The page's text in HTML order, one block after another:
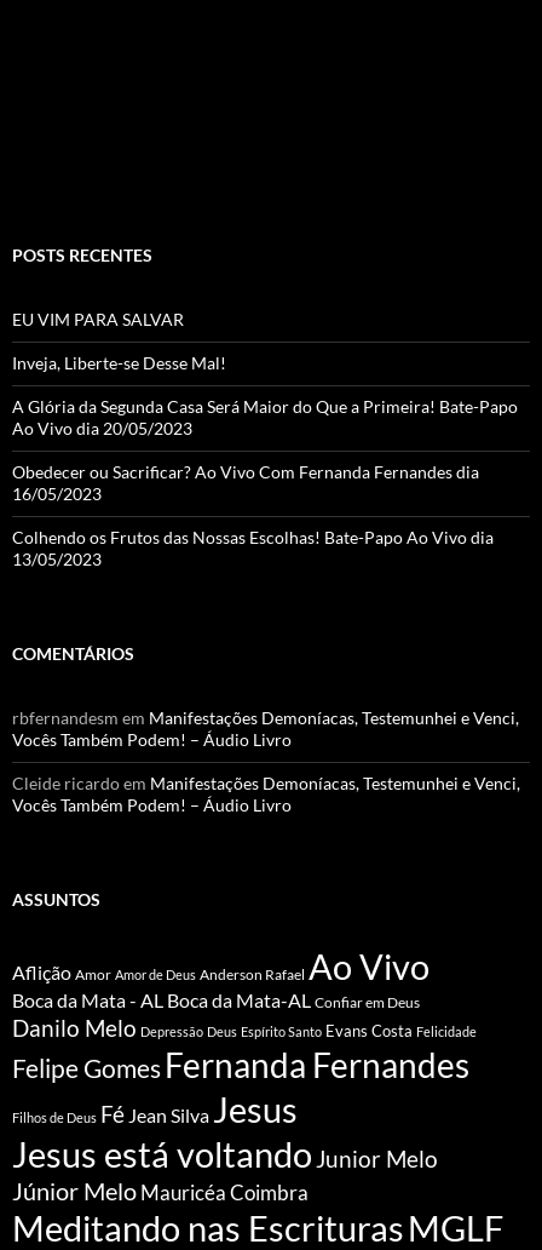
el
POSTS RECENTES
EU VIM PARA SALVAR
Inveja, Liberte-se Desse Mal!
A Glória da Segunda Casa Será Maior do Que a Primeira! Bate-Papo
Ao Vivo dia 20/05/2023
Obedecer ou Sacrificar? Ao Vivo Com Fernanda Fernandes dia
16/05/2023
Colhendo os Frutos das Nossas Escolhas! Bate-Papo Ao Vivo dia
13/05/2023
COMENTÁRIOS
rbfernandesm em Manifestações Demoníacas, Testemunhei e Venci,
Vocês Também Podem! – Áudio Livro
Cleide ricardoem Manifestações Demoníacas, Testemunhei e Venci,
Vocês Também Podem! – Áudio Livro
ASSUNTOS
Aflição Amor Amor de Deus Anderson Rafael Ao Vivo
Boca da Mata - AL Boca da Mata-AL Confiar em Deus
Danilo Melo Depressão Deus Espírito Santo Evans Costa Felicidade
Felipe Gomes Fernanda Fernandes
Filhos de Deus Fé Jean Silva Jesus
Jesus está voltando Junior Melo
Júnior Melo Mauricéa Coimbra
Meditando nas EscriturasMGLF